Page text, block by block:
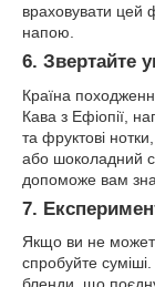
враховувати
напою.
6. Звертайте
Країна
Кава з Ефіопії,
та фруктові
або шоколадний
допоможе вам
7.
Якщо ви не
спробуйте